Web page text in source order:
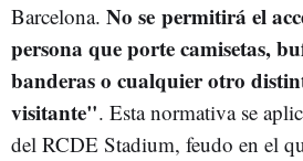
Barcelona. No se permitirá el
persona que porte camisetas,
banderas o cualquier otro
visitante". Esta normativa se
del RCDE Stadium, feudo en el